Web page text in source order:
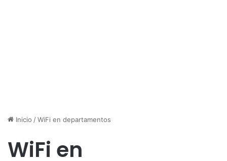
Inicio /WiFi en departamentos
WiFi en